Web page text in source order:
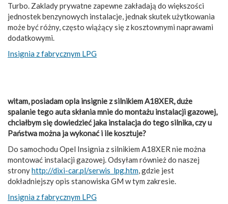
Turbo. Zaklady prywatne zapewne zakładają do większości
jednostek benzynowych instalacje, jednak skutek użytkowania
może być różny, często wiążący się z kosztownymi naprawami
dodatkowymi.
Insignia z fabrycznym LPG
witam, posiadam opla insignie z silnikiem A18XER, duże
spalanie tego auta skłania mnie do montażu instalacji gazowej,
chciałbym się dowiedzieć jaka instalacja do tego silnika, czy u
Państwa można ja wykonać i ile kosztuje?
Do samochodu Opel Insignia z silnikiem A18XER nie można
montować instalacji gazowej. Odsyłam również do naszej
stronyhttp://dixi-car.pl/serwis_lpg.htm, gdzie jest
dokładniejszy opis stanowiska GM w tym zakresie.
Insignia z fabrycznym LPG